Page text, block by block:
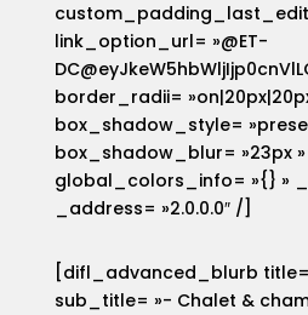
link_option_url= »@ET-
border_radii=
box_shadow_style=
box_shadow_blur= »23px »
global_colors_info= »{} »
_address= »2.0.0.0″ /]
[difl_advanced_blurb title=
sub_title= »- Chalet &